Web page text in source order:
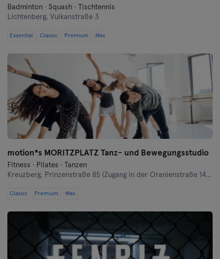
Badminton · Squash · Tischtennis
Lichtenberg, Vulkanstraße 3
Essential Classic Premium Max
motion*s MORITZPLATZ Tanz- und Bewegungsstudio
Fitness · Pilates · Tanzen
Kreuzberg, Prinzenstraße 85 (Zugang in der Oranienstraße 140-142 links neben Denn's Bioladen)
Classic Premium Max